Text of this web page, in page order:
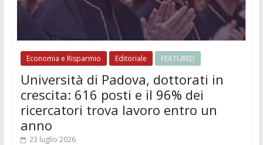
Economia e Risparmio Editoriale FEATURED
Università di Padova, dottorati in
crescita: 616 posti e il 96% dei
ricercatori trova lavoro entro un
anno
23 luglio 2026